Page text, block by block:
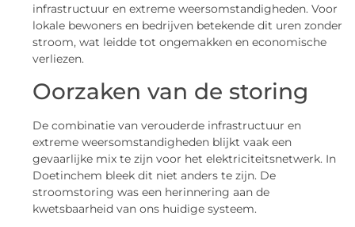
infrastructuur en extreme weersomstandigheden. Voor
lokale bewoners en bedrijven betekende dit uren zonder
stroom, wat leidde tot ongemakken en economische
verliezen.
Oorzaken van de storing
De combinatie van verouderde infrastructuur en
extreme weersomstandigheden blijkt vaak een
gevaarlijke mix te zijn voor het elektriciteitsnetwerk. In
Doetinchem bleek dit niet anders te zijn. De
stroomstoring was een herinnering aan de
kwetsbaarheid van ons huidige systeem.